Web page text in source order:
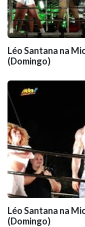
Léo Santana na
(Domingo)
Léo Santana na
(Domingo)